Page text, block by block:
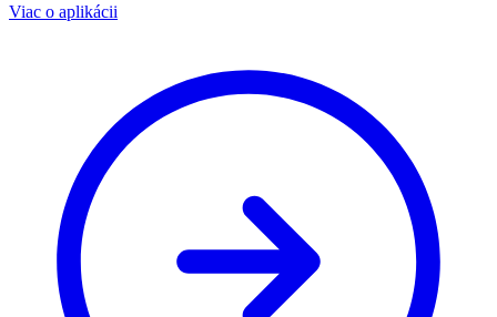
Viac o aplikácii